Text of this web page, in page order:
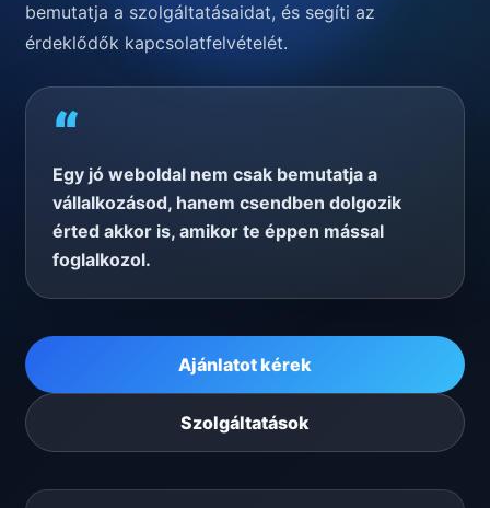
bemutatja a szolgáltatásaidat, és segíti az
érdeklődők kapcsolatfelvételét.
“
Egy jó weboldal nem csak bemutatja a
vállalkozásod, hanem csendben dolgozik
érted akkor is, amikor te éppen mással
foglalkozol.
Ajánlatot kérek
Szolgáltatások